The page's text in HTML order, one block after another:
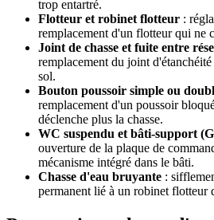
trop entartré.
Flotteur et robinet flotteur :
remplacement d'un flotteur qui ne
Joint de chasse et fuite entre
remplacement du joint
sol.
Bouton poussoir simple ou
remplacement d'un poussoir
déclenche plus la chasse.
WC suspendu et bâti-support
ouverture de la plaque de
mécanisme intégré dans le bâti.
Chasse d'eau bruyante :
permanent lié à un robinet flotteur